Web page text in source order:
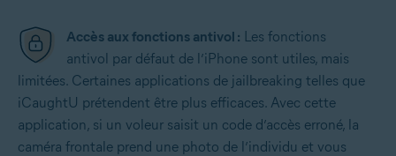
Accès aux fonctions antivol : Les fonctions
antivol par défaut de l’iPhone sont utiles, mais
limitées. Certaines applications de jailbreaking telles que
iCaughtU prétendent être plus efficaces. Avec cette
application, si un voleur saisit un code d’accès erroné, la
caméra frontale prend une photo de l’individu et vous